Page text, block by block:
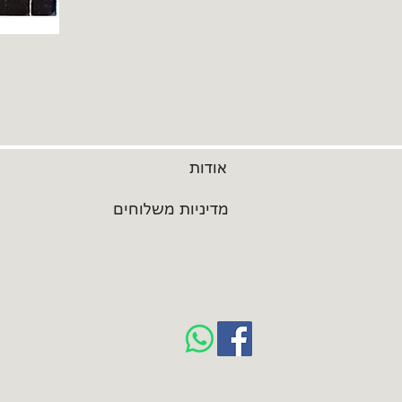
אודות
מדיניות משלוחים